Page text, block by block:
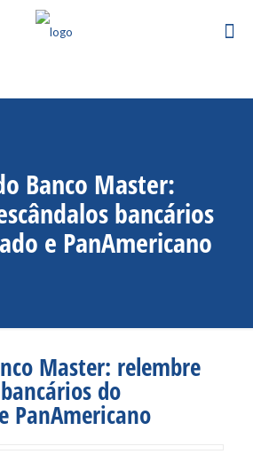
Banco Master:
bancários
e PanAmericano
Master: relembre
do
PanAmericano